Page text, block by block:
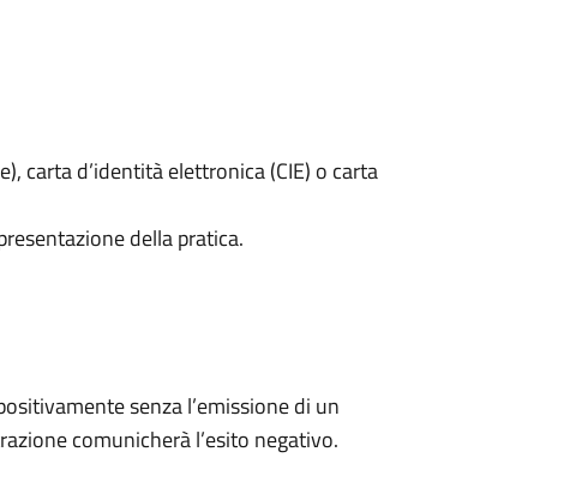
carta d’identità elettronica (CIE) o carta
della pratica.
senza l’emissione di un
comunicherà l’esito negativo.